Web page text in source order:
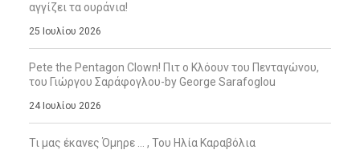
αγγίζει τα ουράνια!
25 Ιουλίου 2026
Pete the Pentagon Clown! Πιτ ο Κλόουν του Πενταγώνου,
του Γιώργου Σαράφογλου-by George Sarafoglou
24 Ιουλίου 2026
Τι μας έκανες Όμηρε … , Του Ηλία Καραβόλια